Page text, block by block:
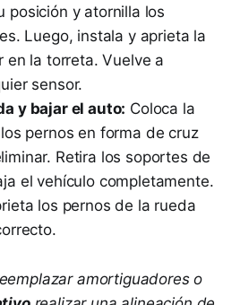
posición y atornilla los
Luego, instala y aprieta la
en la torreta. Vuelve a
sensor.
y bajar el auto: Coloca la
pernos en forma de cruz
Retira los soportes de
el vehículo completamente.
los pernos de la rueda
amortiguadores o